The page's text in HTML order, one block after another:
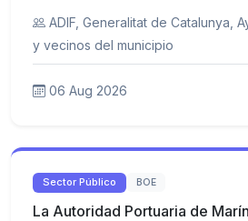
ADIF, Generalitat de Catalunya,
y vecinos del municipio
06 Aug 2026
Sector Público BOE
La Autoridad Portuaria de